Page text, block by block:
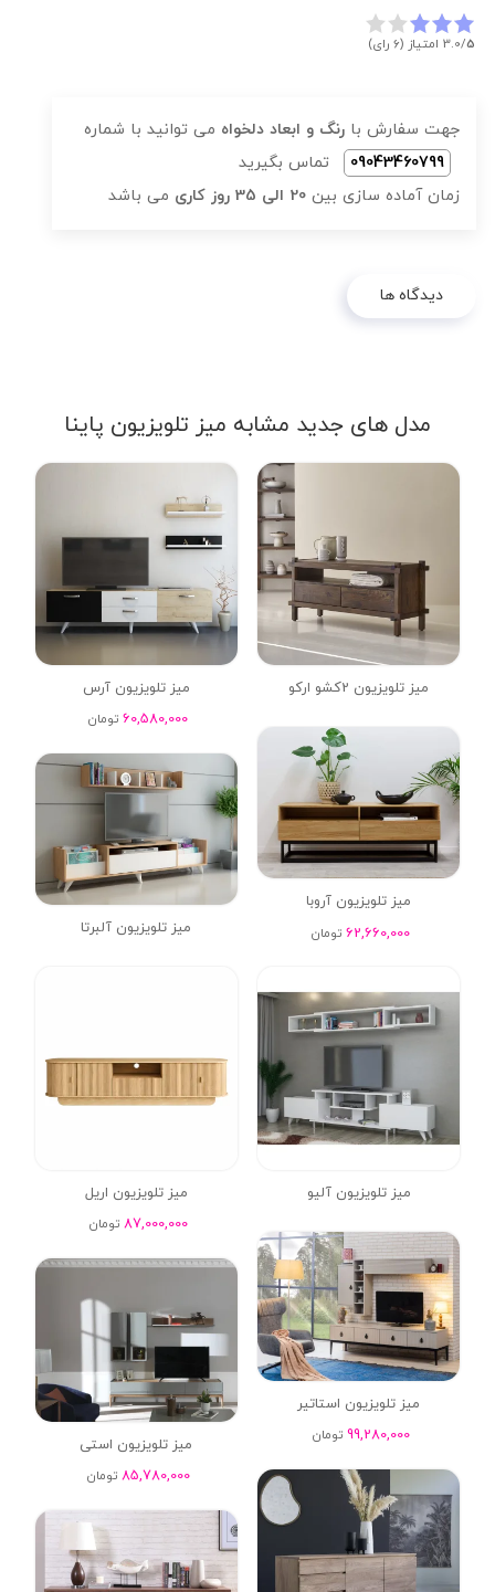
3.0/5 امتیاز (6 رای)
جهت سفارش با رنگ و ابعاد دلخواه می توانید با شماره
09043460799
تماس بگیرید
زمان آماده سازی بین 20 الی 35 روز کاری می باشد
دیدگاه ها
مدل های جدید مشابه میز تلویزیون پاینا
میز تلویزیون 2کشو ارکو
میز تلویزیون آرس
60,580,000 تومان
میز تلویزیون آروبا
62,660,000 تومان میز تلویزیون آلبرتا
میز تلویزیون آلیو
میز تلویزیون اریل
87,000,000 تومان
میز تلویزیون استاتیر
99,280,000 تومان
میز تلویزیون استی
85,780,000 تومان